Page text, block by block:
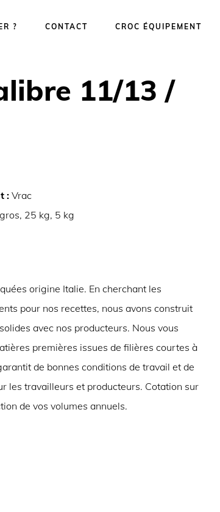
? CONTACT CROC ÉQUIPEMENT
11/13 /
:Vrac
25 kg, 5 kg
origine Italie. En cherchant les
pour nos recettes, nous avons construit
avec nos producteurs. Nous vous
premières issues de filières courtes à
de bonnes conditions de travail et de
les travailleurs et producteurs. Cotation sur
de vos volumes annuels.